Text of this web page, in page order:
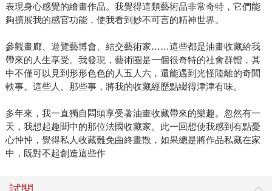
表現身心感覺的繪畫作品。我覺得這類藝術品非常奇特，它們能
夠擴展我的感官功能，使我看到妙不可言的精神世界。
參觀畫廊、遊覽藝博會、結交藝術家……這些都是油畫收藏給我
帶來的人生享受。我發現，藝術圈是一個很奇特的社會群體，其
中不僅可以見到形形色色的人五人六，還能遇到光怪陸離的奇聞
軼事。這些人、那些事，將我的收藏經歷點綴得津津有味。
多年來，我一直獨自悶頭享受著油畫收藏帶來的樂趣。忽然有一
天，我想起趣聞中的那位法國收藏家。此一回想使我感到有點憂
心忡忡，覺得私人收藏難免曲終畫散，如果總是將作品私藏在家
中，既對不起創造這些作